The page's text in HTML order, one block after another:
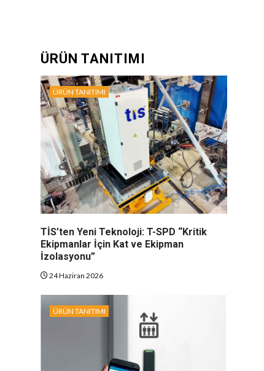
ÜRÜN TANITIMI
ÜRÜN TANITIMI
TİS’ten Yeni Teknoloji: T-SPD “Kritik
Ekipmanlar İçin Kat ve Ekipman
İzolasyonu”
24 Haziran 2026
ÜRÜN TANITIMI